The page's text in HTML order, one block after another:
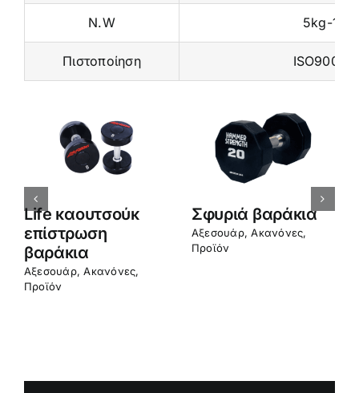
N.W 5kg-
Πιστοποίηση ISO9001 /
Life καουτσούκ
επίστρωση
βαράκια
Αξεσουάρ,Ακανόνες,
Προϊόν
Σφυριά βαράκια
Αξεσουάρ,Ακανόνες,
Προϊόν